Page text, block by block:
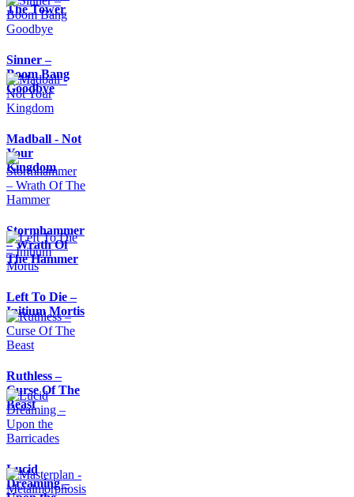
The Tower
Sinner –
Boom Bang
Goodbye
Madball - Not
Your
Kingdom
Stormhammer
– Wrath Of
The Hammer
Left To Die –
Initium Mortis
Ruthless –
Curse Of The
Beast
Lucid
Dreaming –